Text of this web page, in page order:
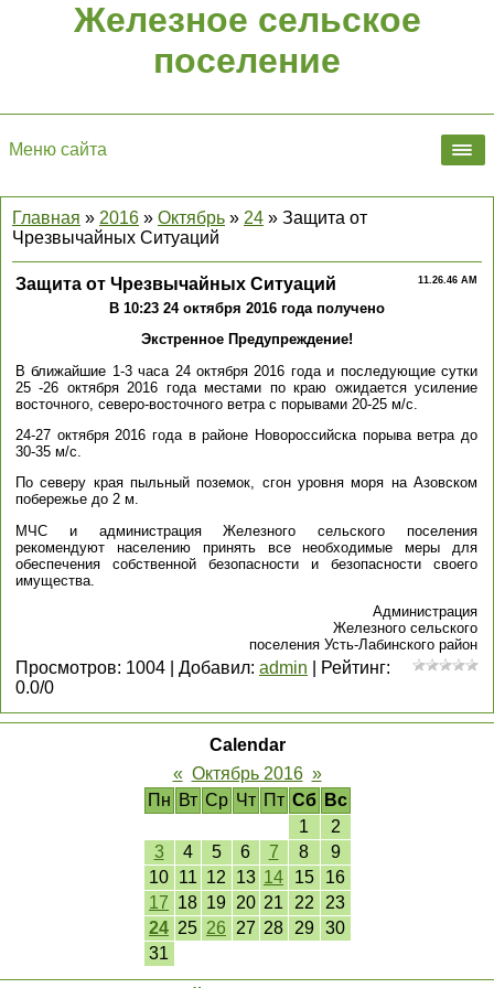
Железное сельское
поселение
Меню сайта
Главная » 2016 » Октябрь » 24 » Защита от
Чрезвычайных Ситуаций
11.26.46 AM
Защита от Чрезвычайных Ситуаций
В 10:23 24 октября 2016 года получено
Экстренное Предупреждение!
В ближайшие 1-3 часа 24 октября 2016 года и последующие сутки
25 -26 октября 2016 года местами по краю ожидается усиление
восточного, северо-восточного ветра с порывами 20-25 м/с.
24-27 октября 2016 года в районе Новороссийска порыва ветра до
30-35 м/с.
По северу края пыльный поземок, сгон уровня моря на Азовском
побережье до 2 м.
МЧС и администрация Железного сельского поселения
рекомендуют населению принять все необходимые меры для
обеспечения собственной безопасности и безопасности своего
имущества.
Администрация
Железного сельского
поселения Усть-Лабинского район
Просмотров: 1004 Добавил: admin Рейтинг:
0.0/0
Calendar
« Октябрь 2016 »
Пн Вт Ср Чт Пт Сб
Вс
1
2
3
4 5 6 7 8
9
10 11 12 13 14 15
16
17 18 19 20 21 22
23
24 25 26 27 28 29
30
31